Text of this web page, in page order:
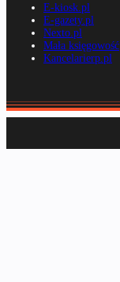
E-kiosk.pl
E-gazety.pl
Nexto.pl
Mała księgowość
Kancelarierp.pl